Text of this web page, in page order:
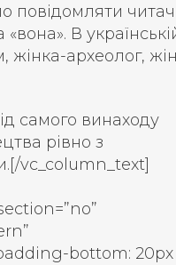
повідомляти
В
жінка-археолог,
самого винаходу
рівно з
vc_column_text]
bottom: 20px